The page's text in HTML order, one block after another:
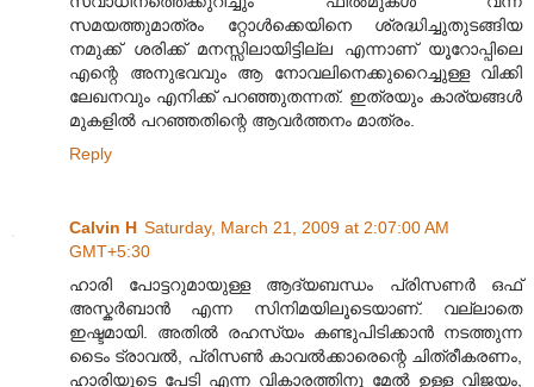
സമയത്തുമാത്രം റ്റോള്‍ക്കെയിനെ ശ്രദ്ധിച്ചുതുടങ്ങിയ
നമുക്ക് ശരിക്ക് മനസ്സിലായിട്ടില്ല എന്നാണ് യൂറോപ്പിലെ
എന്റെ അനുഭവവും ആ നോവലിനെക്കുറൈച്ചുള്ള വിക്കി
ലേഖനവും എനിക്ക് പറഞ്ഞുതന്നത്. ഇത്രയും കാര്യങ്ങള്‍
മുകളില്‍ പറഞ്ഞതിന്റെ ആവര്‍ത്തനം മാത്രം.
Reply
Calvin H Saturday, March 21, 2009 at 2:07:00 AM
GMT+5:30
ഹാരി പോട്ടറുമായുള്ള ആദ്യബന്ധം പ്രിസണര്‍ ഒഫ്
അസ്കര്‍ബാന്‍ എന്ന സിനിമയിലൂടെയാണ്. വല്ലാതെ
ഇഷ്ടമായി. അതില്‍ രഹസ്യം കണ്ടുപിടിക്കാന്‍ നടത്തുന്ന
ടൈം ട്രാവല്‍, പ്രിസണ്‍ കാവല്‍ക്കാരെന്റെ ചിത്രീകരണം,
ഹാരിയുടെ പേടി എന്ന വികാരത്തിനു മേല്‍ ഉള്ള വിജയം,